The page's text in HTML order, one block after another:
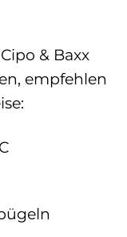
& Baxx
empfehlen